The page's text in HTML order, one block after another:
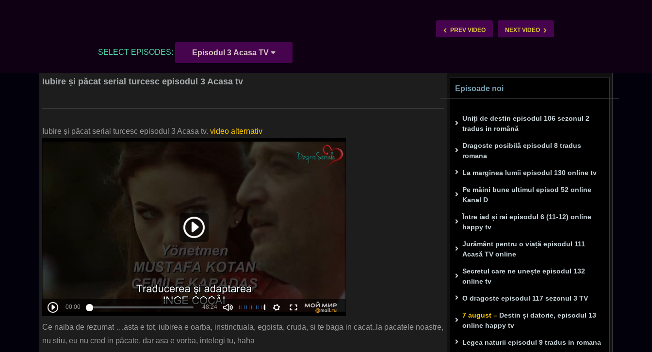
PREV VIDEO NEXT VIDEO
SELECT EPISODES: Episodul 3 Acasa TV
Iubire și păcat serial turcesc episodul 3 Acasa tv
Iubire și păcat serial turcesc episodul 3 Acasa tv. video alternativ
Ce naiba de rezumat …asta e tot, iubirea e oarba, instinctuala, egoista, cruda, si te baga in cacat..la pacatele noastre,
nu stiu, eu nu cred in păcate, dar asa e vorba, intelegi tu, haha
Episoade noi
Uniți de destin episodul 106 sezonul 2
tradus in română
Dragoste posibilă episodul 8 tradus
romana
La marginea lumii episodul 130 online tv
Pe mâini bune ultimul episod 52 online
Kanal D
Între iad și rai episodul 6 (11-12) online
happy tv
Jurământ pentru o viață episodul 111
Acasă TV online
Secretul care ne unește episodul 132
online tv
O dragoste episodul 117 sezonul 3 TV
7 august – Destin și datorie, episodul 13
online happy tv
Legea naturii episodul 9 tradus in romana